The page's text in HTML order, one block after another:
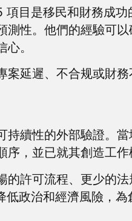
目是移民和財務成
測性。他們的經驗可
心。
延遲、不合规或財
持續性的外部驗證。
，並已就其創造工
許可流程、更少的
政治和經濟風險，為